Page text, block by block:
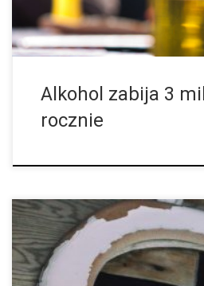
Alkohol zabija 3
rocznie
W wielu europejskich większych oraz